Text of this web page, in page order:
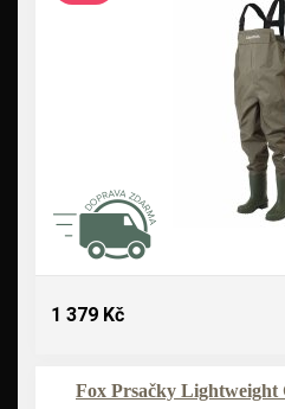
1 379 Kč
Fox Prsačky Lightweight